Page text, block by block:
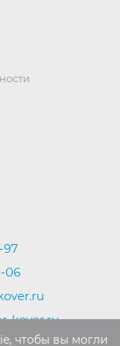
97
06
kover.ru
чтобы вы могли